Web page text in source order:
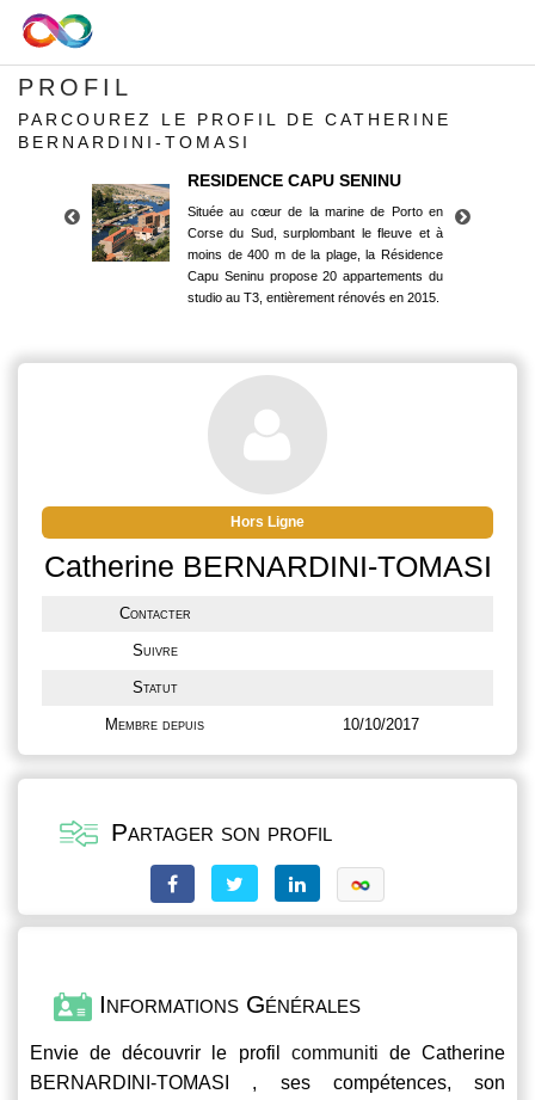
PROFIL
PARCOUREZ LE PROFIL DE CATHERINE
BERNARDINI-TOMASI
RESIDENCE CAPU SENINU
Située au cœur de la marine de Porto en
Corse du Sud, surplombant le fleuve et à
moins de 400 m de la plage, la Résidence
Capu Seninu propose 20 appartements du
studio au T3, entièrement rénovés en 2015.
Corse du Sud, surplombant le fleuve et à
moins de 400 m de la plage, la Résidence
Capu Seninu propose 20 appartements du
studio au T3, entièrement rénovés en 2015.
Hors Ligne
Catherine BERNARDINI-TOMASI
Contacter
Suivre
Statut
Membre depuis 10/10/2017
Partager son profil
Informations Générales
Envie de découvrir le profil communiti de Catherine
BERNARDINI-TOMASI , ses compétences, son